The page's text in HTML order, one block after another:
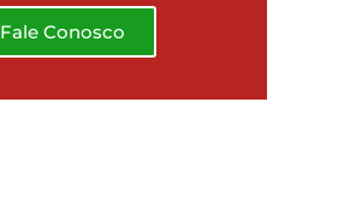
Fale Conosco